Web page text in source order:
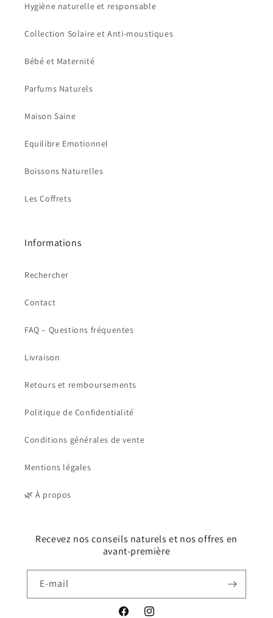
Hygiène naturelle et responsable
Collection Solaire et Anti-moustiques
Bébé et Maternité
Parfums Naturels
Maison Saine
Equilibre Emotionnel
Boissons Naturelles
Les Coffrets
Informations
Rechercher
Contact
FAQ – Questions fréquentes
Livraison
Retours et remboursements
Politique de Confidentialité
Conditions générales de vente
Mentions légales
🌿 À propos
Recevez nos conseils naturels et nos offres en
avant-première
E-mail